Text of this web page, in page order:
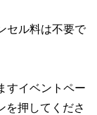
セル料は不要で
すイベントペー
を押してくださ